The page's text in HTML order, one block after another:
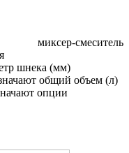
смеситель
шнека (мм)
общий объем (л)
опции